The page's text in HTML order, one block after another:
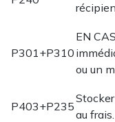
P301+P310
EN
ou un
P403+P235
au frais.